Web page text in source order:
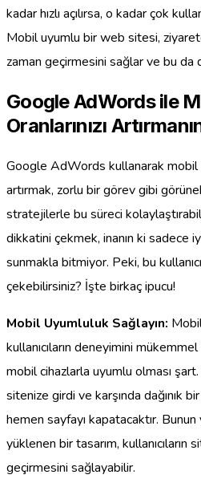
kadar hızlı açılırsa, o kadar çok
Mobil uyumlu bir web sitesi,
zaman geçirmesini sağlar ve bu da
Google AdWords ile
Oranlarınızı
Google AdWords kullanarak mobil
artırmak, zorlu bir görev gibi
stratejilerle bu süreci
dikkatini çekmek, inanın ki sadece
sunmakla bitmiyor. Peki, bu
çekebilirsiniz? İşte birkaç ipucu!
Mobil Uyumluluk Sağlayın:
kullanıcıların deneyimini
mobil cihazlarla uyumlu olması şart.
sitenize girdi ve karşında dağınık
hemen sayfayı kapatacaktır. Bunun
yüklenen bir tasarım,
geçirmesini sağlayabilir.